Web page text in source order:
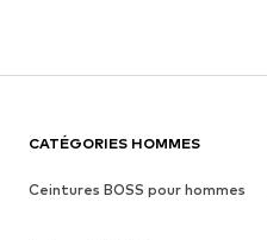
CATÉGORIES HOMMES
Ceintures BOSS pour hommes